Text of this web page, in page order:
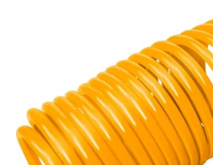
Herramientas y Construcción
Electrodomésticos
Tecnología